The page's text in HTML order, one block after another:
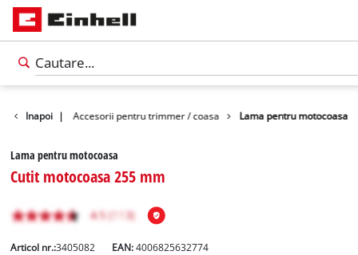
Inapoi |
gradina Accesorii pentru trimmer / coasa Lama pentru motocoasa
Lama pentru motocoasa
Cutit motocoasa 255 mm
Articol nr.:3405082 EAN:4006825632774